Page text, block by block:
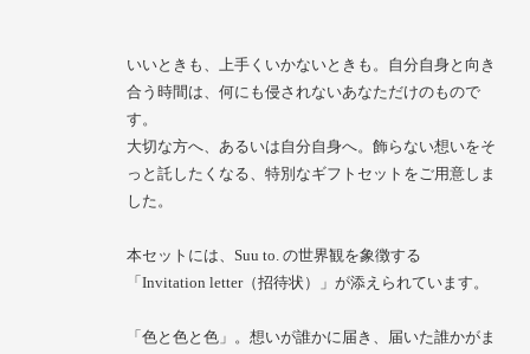
いいときも、上手くいかないときも。自分自身と向き
合う時間は、何にも侵されないあなただけのもので
す。
大切な方へ、あるいは自分自身へ。飾らない想いをそ
っと託したくなる、特別なギフトセットをご用意しま
した。
本セットには、Suu to. の世界観を象徴する
「Invitation letter（招待状）」が添えられています。
「色と色と色」。想いが誰かに届き、届いた誰かがま